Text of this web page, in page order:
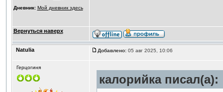
Дневник: Мой дневник здесь
Вернуться наверх
Natulia Добавлено:05 авг 2025, 10:06
Герцогиня
калорийка писал(а):